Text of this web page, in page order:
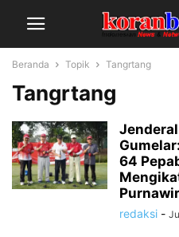
Beranda Topik Tangrtang
Tangrtang
64
redaksi -